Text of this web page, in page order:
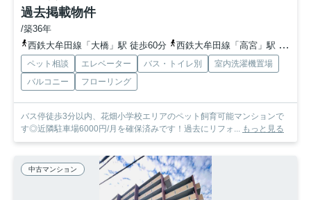
過去掲載物件
/築36年
西鉄大牟田線「大橋」駅 徒歩60分
西鉄大牟田線「高宮」駅 徒歩54分
ペット相談 エレベーター バス・トイレ別
室内洗濯機置場
バルコニー
フローリング
バス停徒歩3分以内、花畑小学校エリアのペット飼育可能マンションで
す◎近隣駐車場6000円/月を確保済みです！過去にリフォ... もっと見る
中古マンション